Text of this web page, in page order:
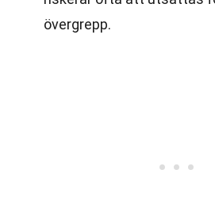
övergrepp.